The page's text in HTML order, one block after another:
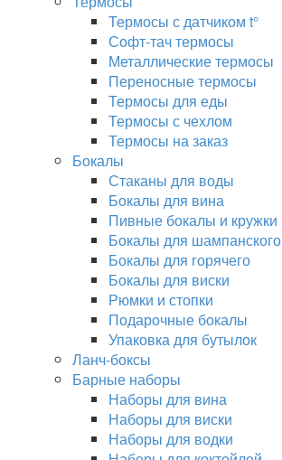
Термосы с датчиком t°
Софт-тач термосы
Металлические термосы
Переносные термосы
Термосы для еды
Термосы с чехлом
Термосы на заказ
Бокалы
Стаканы для воды
Бокалы для вина
Пивные бокалы и кружки
Бокалы для шампанского
Бокалы для горячего
Бокалы для виски
Рюмки и стопки
Подарочные бокалы
Упаковка для бутылок
Ланч-боксы
Барные наборы
Наборы для вина
Наборы для виски
Наборы для водки